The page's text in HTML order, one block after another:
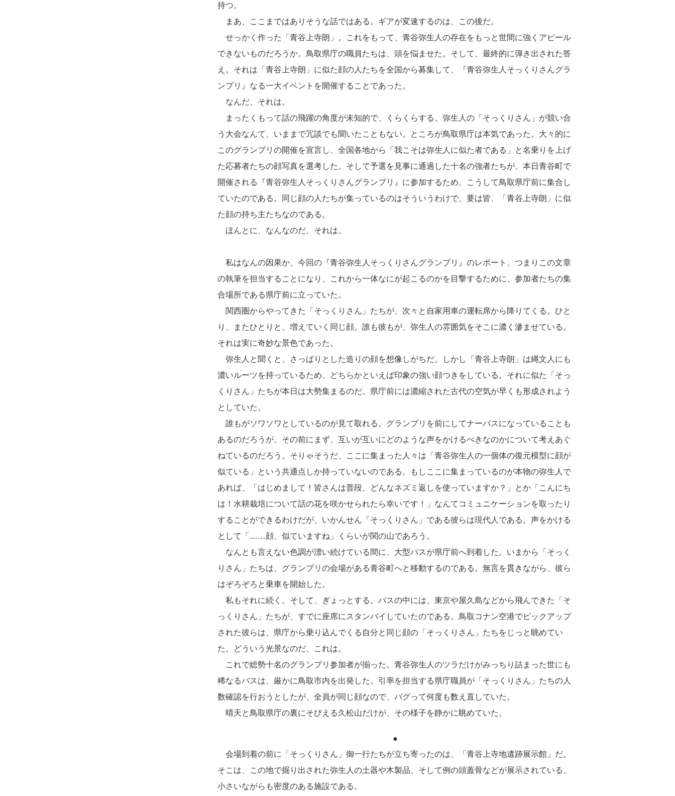
持つ。
まあ、ここまではありそうな話ではある。ギアが変速するのは、この後だ。
せっかく作った「青谷上寺朗」。これをもって、青谷弥生人の存在をもっと世間に強くアピール
できないものだろうか。鳥取県庁の職員たちは、頭を悩ませた。そして、最終的に弾き出された答
え。それは「青谷上寺朗」に似た顔の人たちを全国から募集して、『青谷弥生人そっくりさんグラ
ンプリ』なる一大イベントを開催することであった。
なんだ、それは。
まったくもって話の飛躍の角度が未知的で、くらくらする。弥生人の「そっくりさん」が競い合
う大会なんて、いままで冗談でも聞いたこともない。ところが鳥取県庁は本気であった。大々的に
このグランプリの開催を宣言し、全国各地から「我こそは弥生人に似た者である」と名乗りを上げ
た応募者たちの顔写真を選考した。そして予選を見事に通過した十名の強者たちが、本日青谷町で
開催される『青谷弥生人そっくりさんグランプリ』に参加するため、こうして鳥取県庁前に集合し
ていたのである。同じ顔の人たちが集っているのはそういうわけで、要は皆、「青谷上寺朗」に似
た顔の持ち主たちなのである。
ほんとに、なんなのだ、それは。
私はなんの因果か、今回の『青谷弥生人そっくりさんグランプリ』のレポート、つまりこの文章
の執筆を担当することになり、これから一体なにが起こるのかを目撃するために、参加者たちの集
合場所である県庁前に立っていた。
関西圏からやってきた「そっくりさん」たちが、次々と自家用車の運転席から降りてくる。ひと
り、またひとりと、増えていく同じ顔。誰も彼もが、弥生人の雰囲気をそこに濃く滲ませている。
それは実に奇妙な景色であった。
弥生人と聞くと、さっぱりとした造りの顔を想像しがちだ。しかし「青谷上寺朗」は縄文人にも
濃いルーツを持っているため、どちらかといえば印象の強い顔つきをしている。それに似た「そっ
くりさん」たちが本日は大勢集まるのだ。県庁前には濃縮された古代の空気が早くも形成されよう
としていた。
誰もがソワソワとしているのが見て取れる。グランプリを前にしてナーバスになっていることも
あるのだろうが、その前にまず、互いが互いにどのような声をかけるべきなのかについて考えあぐ
ねているのだろう。そりゃそうだ、ここに集まった人々は「青谷弥生人の一個体の復元模型に顔が
似ている」という共通点しか持っていないのである。もしここに集まっているのが本物の弥生人で
あれば、「はじめまして！皆さんは普段、どんなネズミ返しを使っていますか？」とか「こんにち
は！水耕栽培について話の花を咲かせられたら幸いです！」なんてコミュニケーションを取ったり
することができるわけだが、いかんせん「そっくりさん」である彼らは現代人である。声をかける
として「……顔、似ていますね」くらいが関の山であろう。
なんとも言えない色調が漂い続けている間に、大型バスが県庁前へ到着した。いまから「そっく
りさん」たちは、グランプリの会場がある青谷町へと移動するのである。無言を貫きながら、彼ら
はぞろぞろと乗車を開始した。
私もそれに続く。そして、ぎょっとする。バスの中には、東京や屋久島などから飛んできた「そ
っくりさん」たちが、すでに座席にスタンバイしていたのである。鳥取コナン空港でピックアップ
された彼らは、県庁から乗り込んでくる自分と同じ顔の「そっくりさん」たちをじっと眺めてい
た。どういう光景なのだ、これは。
これで総勢十名のグランプリ参加者が揃った。青谷弥生人のツラだけがみっちり詰まった世にも
稀なるバスは、厳かに鳥取市内を出発した。引率を担当する県庁職員が「そっくりさん」たちの人
数確認を行おうとしたが、全員が同じ顔なので、バグって何度も数え直していた。
晴天と鳥取県庁の裏にそびえる久松山だけが、その様子を静かに眺めていた。
●
会場到着の前に「そっくりさん」御一行たちが立ち寄ったのは、「青谷上寺地遺跡展示館」だ。
そこは、この地で掘り出された弥生人の土器や木製品、そして例の頭蓋骨などが展示されている、
小さいながらも密度のある施設である。